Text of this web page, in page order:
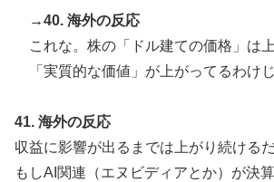
→40. 海外の反応
これな。株の「ドル建ての価格」は
「実質的な価値」が上がってるわけ
41. 海外の反応
収益に影響が出るまでは上がり続けるだ
もしAI関連（エヌビディアとか）が決